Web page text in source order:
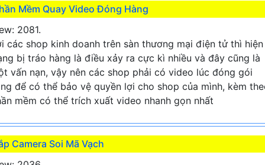
Mềm Quay Video Đóng Hàng
2081.
các shop kinh doanh trên sàn thương mại điện tử thì hiện
bị tráo hàng là điều xảy ra cực kì nhiều và đây cũng là
vấn nạn, vậy nên các shop phải có video lúc đóng gói
để có thể bảo vệ quyền lợi cho shop của mình, kèm
mềm có thể trích xuất video nhanh gọn nhất
Camera Soi Mã Vạch